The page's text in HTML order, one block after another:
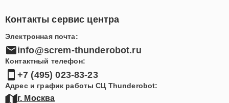
Контакты сервис центра
Электронная почта:
info@screm-thunderobot.ru
Контактный телефон:
+7 (495) 023-83-23
Адрес и график работы СЦ Thunderobot:
г. Москва